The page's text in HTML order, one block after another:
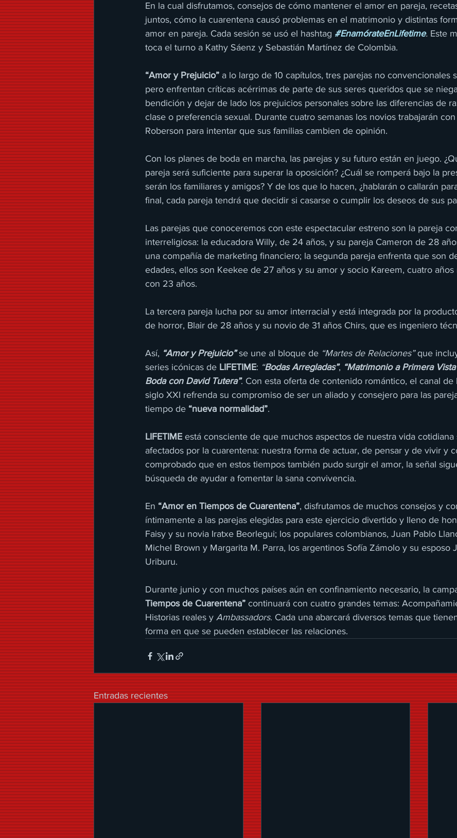
En la cual disfrutamos, consejos de cómo mantener el amor en pareja,
juntos, cómo la cuarentena causó problemas en el matrimonio y distintas
amor en pareja. Cada sesión se usó el hashtag #EnamórateEnLifetime. Este
toca el turno a Kathy Sáenz y Sebastián Martínez de Colombia.
“Amor y Prejuicio” a lo largo de 10 capítulos, tres parejas no convencionales
pero enfrentan críticas acérrimas de parte de sus seres queridos que se
bendición y dejar de lado los prejuicios personales sobre las diferencias de
clase o preferencia sexual. Durante cuatro semanas los novios trabajarán
Roberson para intentar que sus familias cambien de opinión.
Con los planes de boda en marcha, las parejas y su futuro están en juego.
pareja será suficiente para superar la oposición? ¿Cuál se romperá bajo la
serán los familiares y amigos? Y de los que lo hacen, ¿hablarán o callarán
final, cada pareja tendrá que decidir si casarse o cumplir los deseos de sus
Las parejas que conoceremos con este espectacular estreno son la pareja
interreligiosa: la educadora Willy, de 24 años, y su pareja Cameron de 28
una compañía de marketing financiero; la segunda pareja enfrenta que son
edades, ellos son Keekee de 27 años y su amor y socio Kareem, cuatro
con 23 años.
La tercera pareja lucha por su amor interracial y está integrada por la
de horror, Blair de 28 años y su novio de 31 años Chirs, que es ingeniero
Así, “Amor y Prejuicio” se une al bloque de “Martes de Relaciones” que
series icónicas de LIFETIME: “Bodas Arregladas”, “Matrimonio a Primera
Boda con David Tutera”. Con esta oferta de contenido romántico, el canal de
siglo XXI refrenda su compromiso de ser un aliado y consejero para las
tiempo de “nueva normalidad”.
LIFETIME está consciente de que muchos aspectos de nuestra vida cotidiana
afectados por la cuarentena: nuestra forma de actuar, de pensar y de vivir y
comprobado que en estos tiempos también pudo surgir el amor, la señal
búsqueda de ayudar a fomentar la sana convivencia.
En “Amor en Tiempos de Cuarentena”, disfrutamos de muchos consejos y
íntimamente a las parejas elegidas para este ejercicio divertido y lleno de
Faisy y su novia Iratxe Beorlegui; los populares colombianos, Juan Pablo
Michel Brown y Margarita M. Parra, los argentinos Sofía Zámolo y su esposo
Uriburu.
Durante junio y con muchos países aún en confinamiento necesario, la
Tiempos de Cuarentena” continuará con cuatro grandes temas:
Historias reales y Ambassadors. Cada una abarcará diversos temas que
forma en que se pueden establecer las relaciones.
Entradas recientes